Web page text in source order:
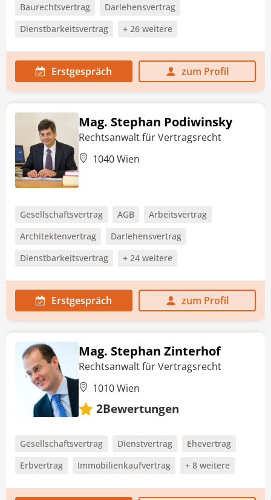
Baurechtsvertrag
Darlehensvertrag
Dienstbarkeitsvertrag
+ 26 weitere
Erstgespräch zum Profil
Mag. Stephan Podiwinsky
Rechtsanwalt für Vertragsrecht
1040 Wien
Gesellschaftsvertrag AGB
Arbeitsvertrag
Architektenvertrag
Darlehensvertrag
Dienstbarkeitsvertrag
+ 24 weitere
Erstgespräch zum Profil
Mag. Stephan Zinterhof
Rechtsanwalt für Vertragsrecht
1010 Wien
2Bewertungen
Gesellschaftsvertrag Dienstvertrag
Ehevertrag
Erbvertrag
Immobilienkaufvertrag + 8 weitere